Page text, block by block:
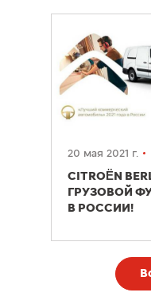
20 мая 2021 г.
CITROËN
ГРУЗОВОЙ
В РОССИИ!